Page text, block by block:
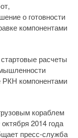
о готовности
компонентами
расчеты
РКН компонентами
кораблем
2014 года
пресс-служба